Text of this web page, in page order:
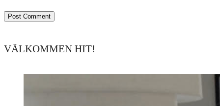
VÄLKOMMEN HIT!